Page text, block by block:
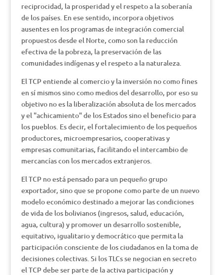
reciprocidad, la prosperidad y el respeto a la soberanía
de los países. En ese sentido, incorpora objetivos
ausentes en los programas de integración comercial
propuestos desde el Norte, como son la reducción
efectiva de la pobreza, la preservación de las
comunidades indígenas y el respeto a la naturaleza.
El TCP entiende al comercio y la inversión no como fines
en sí mismos sino como medios del desarrollo, por eso su
objetivo no es la liberalización absoluta de los mercados
y el "achicamiento" de los Estados sino el beneficio para
los pueblos. Es decir, el fortalecimiento de los pequeños
productores, microempresarios, cooperativas y
empresas comunitarias, facilitando el intercambio de
mercancías con los mercados extranjeros.
El TCP no está pensado para un pequeño grupo
exportador, sino que se propone como parte de un nuevo
modelo económico destinado a mejorar las condiciones
de vida de los bolivianos (ingresos, salud, educación,
agua, cultura) y promover un desarrollo sostenible,
equitativo, igualitario y democrático que permita la
participación consciente de los ciudadanos en la toma de
decisiones colectivas. Si los TLCs se negocian en secreto
el TCP debe ser parte de la activa participación y